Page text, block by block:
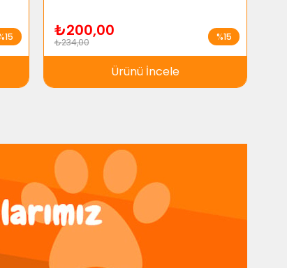
₺200,00
₺234,00
Ürünü İncele
%15